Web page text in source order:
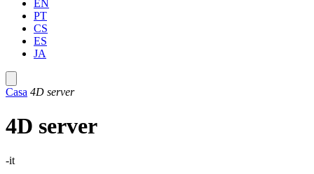
EN
PT
CS
ES
JA
Casa 4D server
4D server
-it